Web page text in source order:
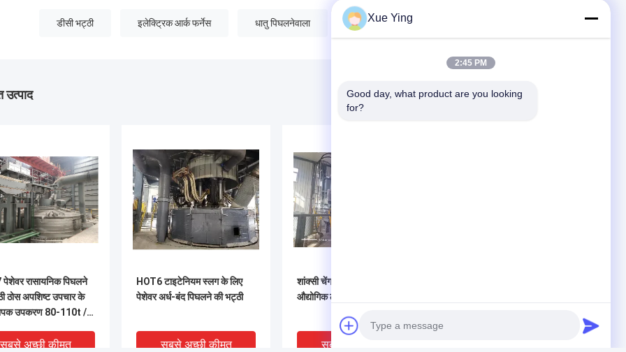
डीसी भट्ठी इलेक्ट्रिक आर्क फर्नेस धातु पिघलनेवाला
रासायनिक पिघलने
ठोस अपशिष्ट उपचार के
उपकरण 80-110t /
सबसे अच्छी कीमत
HOT6 टाइटेनियम स्लग के लिए
पेशेवर अर्ध-बंद पिघलने की भट्ठी
सबसे अच्छी कीमत
शांक्सी चेंगडा विस्फोट स्लैग उपचार
औद्योगिक ठोस अपशिष्ट भट्ठी
सबसे अच्छी कीमत
Xue Ying
2:45 PM
Good day, what product are you looking
for?